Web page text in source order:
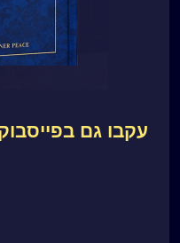
עקבו גם בפייסבוק